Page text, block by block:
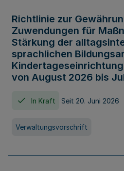
Richtlinie zur
Zuwendungen für
Stärkung der
sprachlichen
von August 2026 bis
In Kraft Seit 20. Juni 2026
Verwaltungsvorschrift